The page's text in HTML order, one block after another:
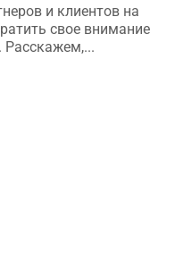
и клиентов на
свое внимание
Расскажем,...